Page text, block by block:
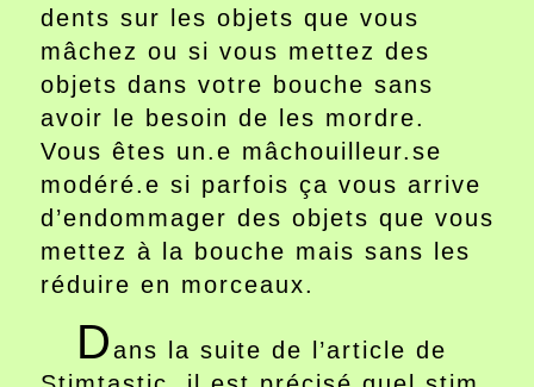
dents sur les objets que vous
mâchez ou si vous mettez des
objets dans votre bouche sans
avoir le besoin de les mordre.
Vous êtes un.e mâchouilleur.se
modéré.e si parfois ça vous arrive
d’endommager des objets que vous
mettez à la bouche mais sans les
réduire en morceaux.
Dans la suite de l’article de